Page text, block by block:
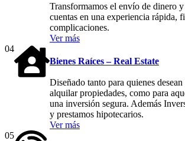
Transformamos el envío de dinero
cuentas en una experiencia rápida,
complicaciones.
Ver más
04
Bienes Raíces – Real Estate
Diseñado tanto para quienes
alquilar propiedades, como para
una inversión segura. Además
y prestamos hipotecarios.
Ver más
05